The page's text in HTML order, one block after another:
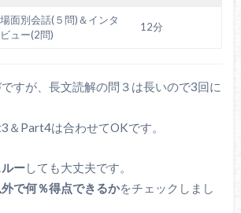
場面別会話(５問)＆インタ
ビュー(2問)
12分
すが、長文読解の問３は長いので3回に
＆Part4は合わせてOKです。
ーしても大丈夫です。
で何％得点できるかをチェックしまし